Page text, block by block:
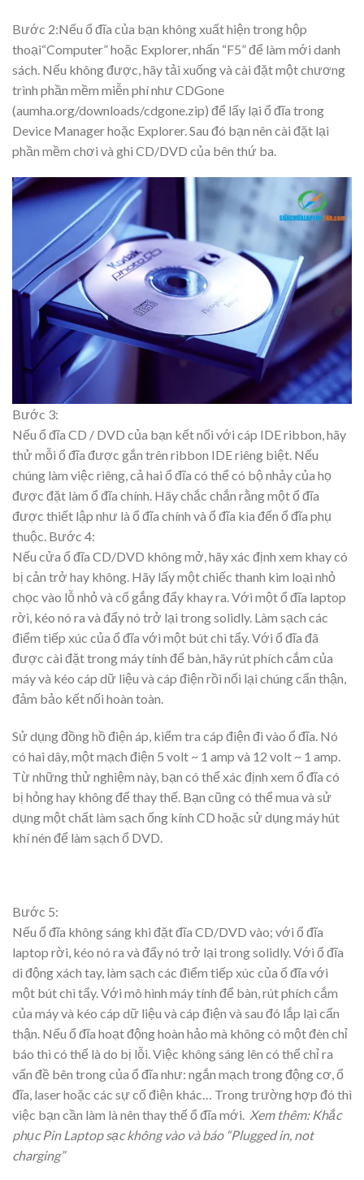
Bước 2:Nếu ổ đĩa của bạn không xuất hiện trong hộp
thoại“Computer” hoặc Explorer, nhấn “F5” để làm mới danh
sách. Nếu không được, hãy tải xuống và cài đặt một chương
trình phần mềm miễn phí như CDGone
(aumha.org/downloads/cdgone.zip) để lấy lại ổ đĩa trong
Device Manager hoặc Explorer. Sau đó bạn nên cài đặt lại
phần mềm chơi và ghi CD/DVD của bên thứ ba.
Bước 3:
Nếu ổ đĩa CD / DVD của bạn kết nối với cáp IDE ribbon, hãy
thử mỗi ổ đĩa được gắn trên ribbon IDE riêng biệt. Nếu
chúng làm việc riêng, cả hai ổ đĩa có thể có bộ nhảy của họ
được đặt làm ổ đĩa chính. Hãy chắc chắn rằng một ổ đĩa
được thiết lập như là ổ đĩa chính và ổ đĩa kia đến ổ đĩa phụ
thuộc. Bước 4:
Nếu cửa ổ đĩa CD/DVD không mở, hãy xác định xem khay có
bị cản trở hay không. Hãy lấy một chiếc thanh kim loại nhỏ
chọc vào lỗ nhỏ và cố gắng đẩy khay ra. Với một ổ đĩa laptop
rời, kéo nó ra và đẩy nó trở lại trong solidly. Làm sạch các
điểm tiếp xúc của ổ đĩa với một bút chì tẩy. Với ổ đĩa đã
được cài đặt trong máy tính để bàn, hãy rút phích cắm của
máy và kéo cáp dữ liệu và cáp điện rồi nối lại chúng cẩn thận,
đảm bảo kết nối hoàn toàn.
Sử dụng đồng hồ điện áp, kiểm tra cáp điện đi vào ổ đĩa. Nó
có hai dây, một mạch điện 5 volt ~ 1 amp và 12 volt ~ 1 amp.
Từ những thử nghiệm này, bạn có thể xác định xem ổ đĩa có
bị hỏng hay không để thay thế. Bạn cũng có thể mua và sử
dụng một chất làm sạch ống kính CD hoặc sử dụng máy hút
khí nén để làm sạch ổ DVD.
Bước 5:
Nếu ổ đĩa không sáng khi đặt đĩa CD/DVD vào; với ổ đĩa
laptop rời, kéo nó ra và đẩy nó trở lại trong solidly. Với ổ đĩa
di động xách tay, làm sạch các điểm tiếp xúc của ổ đĩa với
một bút chì tẩy. Với mô hình máy tính để bàn, rút ​​phích cắm
của máy và kéo cáp dữ liệu và cáp điện và sau đó lắp lại cẩn
thận. Nếu ổ đĩa hoạt động hoàn hảo mà không có một đèn chỉ
báo thì có thể là do bị lỗi. Việc không sáng lên có thể chỉ ra
vấn đề bên trong của ổ đĩa như: ngắn mạch trong động cơ, ổ
đĩa, laser hoặc các sự cố điện khác… Trong trường hợp đó thì
việc bạn cần làm là nên thay thế ổ đĩa mới. Xem thêm: Khắc
phục Pin Laptop sạc không vào và báo “Plugged in, not
charging”